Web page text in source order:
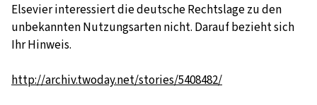
Elsevier interessiert die deutsche Rechtslage zu den
unbekannten Nutzungsarten nicht. Darauf bezieht sich
Ihr Hinweis.
http://archiv.twoday.net/stories/5408482/